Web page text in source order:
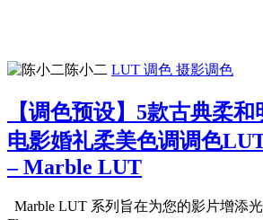
陈小二 LUT 调色 摄影调色
【调色预设】5款古典柔
电影婚礼柔美色调调色
– Marble LUT
Marble LUT 系列旨在为您的影片增添